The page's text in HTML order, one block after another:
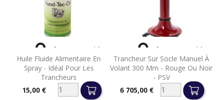
Huile Fluide Alimentaire En
Spray - Idéal Pour Les
Trancheurs
15,00 €
 Aperçu rapide
Trancheur Sur Socle Manuel À
Volant 300 Mm - Rouge Ou Noir
- PSV
Prix6 705,00 €
 Aperçu rapide